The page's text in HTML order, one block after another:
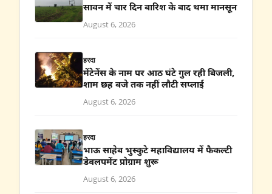
सावन में चार दिन बारिश के बाद थमा मानसून
August 6, 2026
हरदा
मेंटेनेंस के नाम पर आठ घंटे गुल रही बिजली,
शाम छह बजे तक नहीं लौटी सप्लाई
August 6, 2026
हरदा
भाऊ साहेब भुस्कुटे महाविद्यालय में फैकल्टी
डेवलपमेंट प्रोग्राम शुरू
August 6, 2026